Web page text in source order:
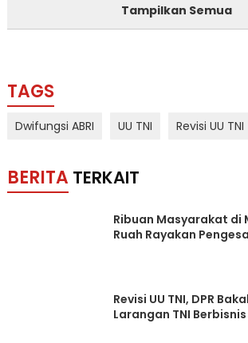
Tampilkan Semua
TAGS
Dwifungsi ABRI UU TNI Revisi UU TNI
BERITA TERKAIT
Ribuan Masyarakat di
Ruah Rayakan
Revisi UU TNI, DPR
Larangan TNI Berbisnis